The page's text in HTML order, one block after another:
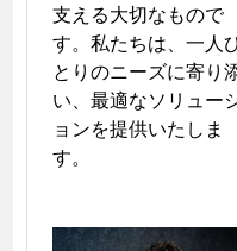
支える大切なもので
す。私たちは、一人
とりのニーズに寄り
い、最適なソリュー
ョンを提供いたしま
す。